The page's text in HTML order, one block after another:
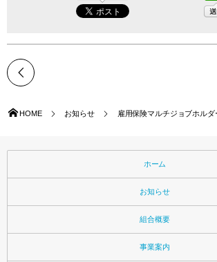
HOME お知らせ 雇用保険マルチジョブホルダ
ホーム
お知らせ
組合概要
事業案内